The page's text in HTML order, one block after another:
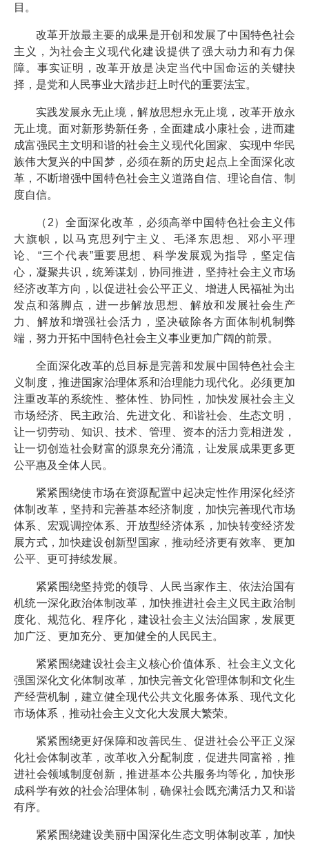
目。
改革开放最主要的成果是开创和发展了中国特色社会
主义，为社会主义现代化建设提供了强大动力和有力保
障。事实证明，改革开放是决定当代中国命运的关键抉
择，是党和人民事业大踏步赶上时代的重要法宝。
实践发展永无止境，解放思想永无止境，改革开放永
无止境。面对新形势新任务，全面建成小康社会，进而建
成富强民主文明和谐的社会主义现代化国家、实现中华民
族伟大复兴的中国梦，必须在新的历史起点上全面深化改
革，不断增强中国特色社会主义道路自信、理论自信、制
度自信。
（2）全面深化改革，必须高举中国特色社会主义伟
大旗帜，以马克思列宁主义、毛泽东思想、邓小平理
论、“三个代表”重要思想、科学发展观为指导，坚定信
心，凝聚共识，统筹谋划，协同推进，坚持社会主义市场
经济改革方向，以促进社会公平正义、增进人民福祉为出
发点和落脚点，进一步解放思想、解放和发展社会生产
力、解放和增强社会活力，坚决破除各方面体制机制弊
端，努力开拓中国特色社会主义事业更加广阔的前景。
全面深化改革的总目标是完善和发展中国特色社会主
义制度，推进国家治理体系和治理能力现代化。必须更加
注重改革的系统性、整体性、协同性，加快发展社会主义
市场经济、民主政治、先进文化、和谐社会、生态文明，
让一切劳动、知识、技术、管理、资本的活力竞相迸发，
让一切创造社会财富的源泉充分涌流，让发展成果更多更
公平惠及全体人民。
紧紧围绕使市场在资源配置中起决定性作用深化经济
体制改革，坚持和完善基本经济制度，加快完善现代市场
体系、宏观调控体系、开放型经济体系，加快转变经济发
展方式，加快建设创新型国家，推动经济更有效率、更加
公平、更可持续发展。
紧紧围绕坚持党的领导、人民当家作主、依法治国有
机统一深化政治体制改革，加快推进社会主义民主政治制
度化、规范化、程序化，建设社会主义法治国家，发展更
加广泛、更加充分、更加健全的人民民主。
紧紧围绕建设社会主义核心价值体系、社会主义文化
强国深化文化体制改革，加快完善文化管理体制和文化生
产经营机制，建立健全现代公共文化服务体系、现代文化
市场体系，推动社会主义文化大发展大繁荣。
紧紧围绕更好保障和改善民生、促进社会公平正义深
化社会体制改革，改革收入分配制度，促进共同富裕，推
进社会领域制度创新，推进基本公共服务均等化，加快形
成科学有效的社会治理体制，确保社会既充满活力又和谐
有序。
紧紧围绕建设美丽中国深化生态文明体制改革，加快